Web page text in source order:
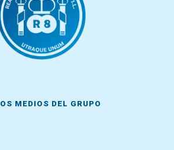
MEDIOS DEL GRUPO